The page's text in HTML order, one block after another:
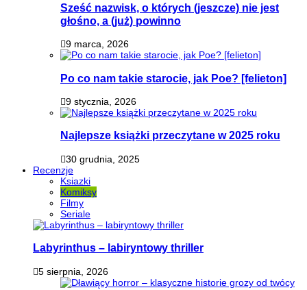
Sześć nazwisk, o których (jeszcze) nie jest
głośno, a (już) powinno
9 marca, 2026
Po co nam takie starocie, jak Poe? [felieton]
9 stycznia, 2026
Najlepsze książki przeczytane w 2025 roku
30 grudnia, 2025
Recenzje
Ksiazki
Komiksy
Filmy
Seriale
Labyrinthus – labiryntowy thriller
5 sierpnia, 2026